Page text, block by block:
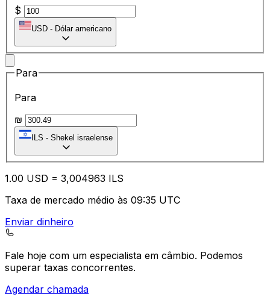
$
USD - Dólar americano
Para
Para
₪
ILS - Shekel israelense
1.00 USD = 3,004963 ILS
Taxa de mercado médio às 09:35 UTC
Enviar dinheiro
Fale hoje com um especialista em câmbio. Podemos
superar taxas concorrentes.
Agendar chamada